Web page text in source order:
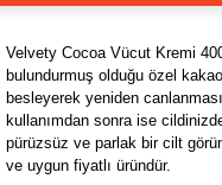
Velvety Cocoa Vücut Kremi
bulundurmuş olduğu özel
besleyerek yeniden
kullanımdan sonra ise
pürüzsüz ve parlak bir cilt
ve uygun fiyatlı üründür.